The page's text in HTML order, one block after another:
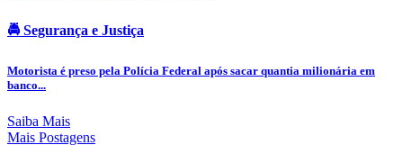
🚔 Segurança e Justiça
Motorista é preso pela Polícia Federal após sacar quantia milionária em
banco...
Saiba Mais
Mais Postagens